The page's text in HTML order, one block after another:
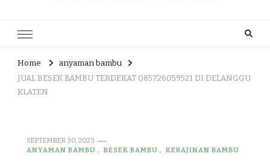
Home
anyaman bambu
JUAL BESEK BAMBU TERDEKAT 085726059521 DI DELANGGU
KLATEN
SEPTEMBER 30, 2023
ANYAMAN BAMBU
BESEK BAMBU KERAJINAN BAMBU